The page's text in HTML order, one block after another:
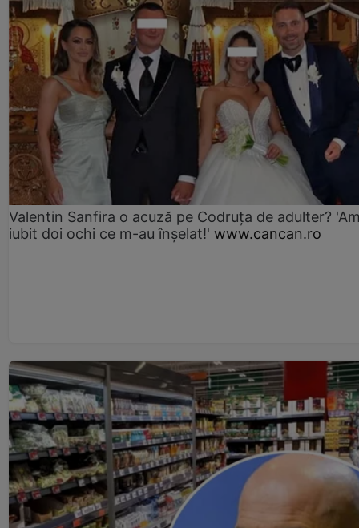
Valentin Sanfira o acuză pe Codruța de adulter?
iubit doi ochi ce m-au înșelat!' www.cancan.ro